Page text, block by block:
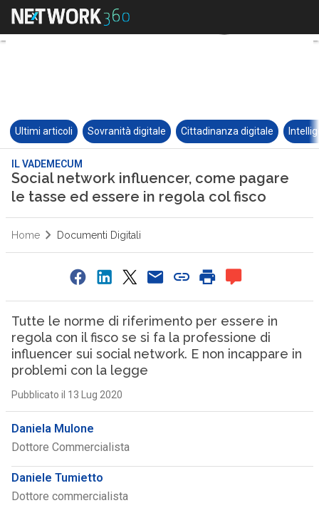
Ultimi articoli Sovranità digitale Cittadinanza digitale
IL VADEMECUM
Social network influencer, come pagare
le tasse ed essere in regola col fisco
Home Documenti Digitali
Tutte le norme di riferimento per essere in
regola con il fisco se si fa la professione di
influencer sui social network. E non incappare in
problemi con la legge
Pubblicato il 13 Lug 2020
Daniela Mulone
Dottore Commercialista
Daniele Tumietto
Dottore commercialista